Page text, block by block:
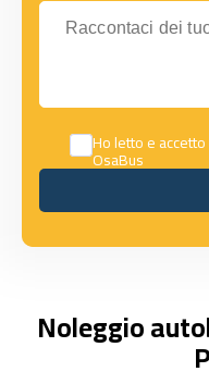
Raccontaci dei tuoi
Ho letto e accetto
OsaBus
Noleggio